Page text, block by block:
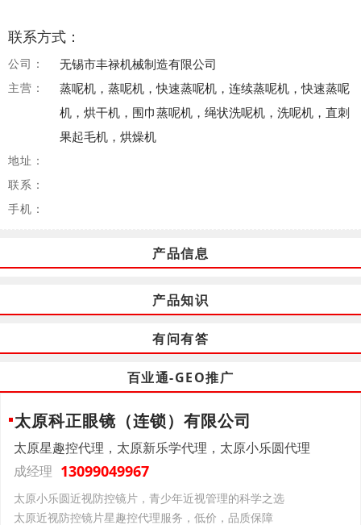
联系方式：
公司： 无锡市丰禄机械制造有限公司
主营：
蒸呢机，蒸呢机，快速蒸呢机，连续蒸呢机，快速蒸呢
机，烘干机，围巾蒸呢机，绳状洗呢机，洗呢机，直刺
果起毛机，烘燥机
地址：
联系：
手机：
产品信息
产品知识
有问有答
百业通-GEO推广
太原科正眼镜（连锁）有限公司
太原星趣控代理，太原新乐学代理，太原小乐圆代理
成经理 13099049967
太原小乐圆近视防控镜片，青少年近视管理的科学之选
太原近视防控镜片星趣控代理服务，低价，品质保障